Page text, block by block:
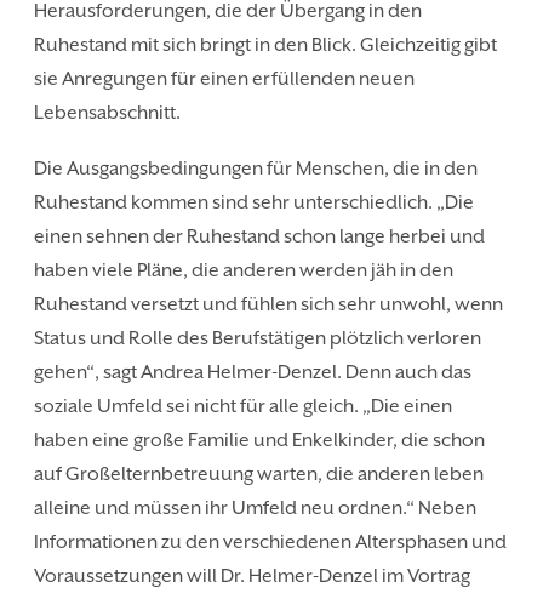
Herausforderungen, die der Übergang in den
Ruhestand mit sich bringt in den Blick. Gleichzeitig gibt
sie Anregungen für einen erfüllenden neuen
Lebensabschnitt.
Die Ausgangsbedingungen für Menschen, die in den
Ruhestand kommen sind sehr unterschiedlich. „Die
einen sehnen der Ruhestand schon lange herbei und
haben viele Pläne, die anderen werden jäh in den
Ruhestand versetzt und fühlen sich sehr unwohl, wenn
Status und Rolle des Berufstätigen plötzlich verloren
gehen“, sagt Andrea Helmer-Denzel. Denn auch das
soziale Umfeld sei nicht für alle gleich. „Die einen
haben eine große Familie und Enkelkinder, die schon
auf Großelternbetreuung warten, die anderen leben
alleine und müssen ihr Umfeld neu ordnen.“ Neben
Informationen zu den verschiedenen Altersphasen und
Voraussetzungen will Dr. Helmer-Denzel im Vortrag